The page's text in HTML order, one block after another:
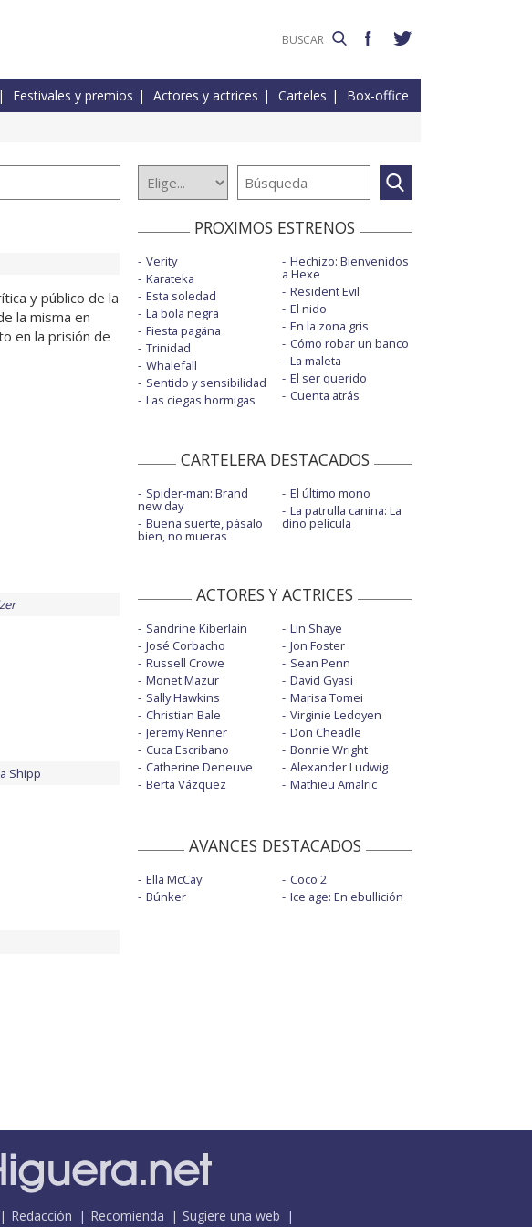
Festivales y premios Actores y actrices Carteles Box-office
y público de la
la misma en
en la prisión de
Shipp
PROXIMOS ESTRENOS
Verity
Karateka
Esta soledad
La bola negra
Fiesta pagäna
Trinidad
Whalefall
Sentido y sensibilidad
Las ciegas hormigas
Hechizo: Bienvenidos
a Hexe
Resident Evil
El nido
En la zona gris
Cómo robar un banco
La maleta
El ser querido
Cuenta atrás
CARTELERA DESTACADOS
Spider-man: Brand
new day
Buena suerte, pásalo
bien, no mueras
El último mono
La patrulla canina: La
dino película
ACTORES Y ACTRICES
Sandrine Kiberlain
José Corbacho
Russell Crowe
Monet Mazur
Sally Hawkins
Christian Bale
Jeremy Renner
Cuca Escribano
Catherine Deneuve
Berta Vázquez
Lin Shaye
Jon Foster
Sean Penn
David Gyasi
Marisa Tomei
Virginie Ledoyen
Don Cheadle
Bonnie Wright
Alexander Ludwig
Mathieu Amalric
AVANCES DESTACADOS
Ella McCay
Búnker
Coco 2
Ice age: En ebullición
Redacción Recomienda Sugiere una web